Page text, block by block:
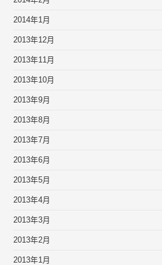
2014年1月
2013年12月
2013年11月
2013年10月
2013年9月
2013年8月
2013年7月
2013年6月
2013年5月
2013年4月
2013年3月
2013年2月
2013年1月